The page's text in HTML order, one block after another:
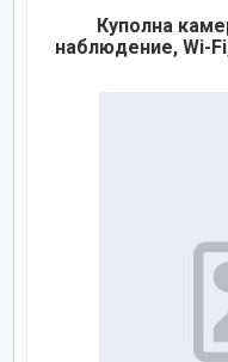
Куполна
наблюдение, Wi-